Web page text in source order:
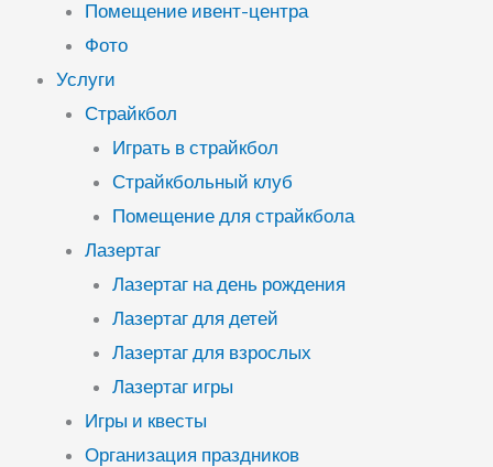
Помещение ивент-центра
Фото
Услуги
Страйкбол
Играть в страйкбол
Страйкбольный клуб
Помещение для страйкбола
Лазертаг
Лазертаг на день рождения
Лазертаг для детей
Лазертаг для взрослых
Лазертаг игры
Игры и квесты
Организация праздников